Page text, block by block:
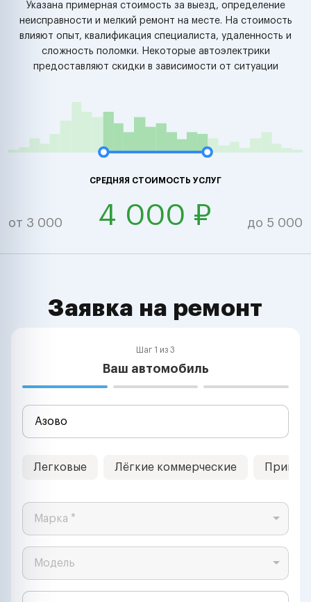
Указана примерная стоимость за выезд, определение
неисправности и мелкий ремонт на месте. На стоимость
влияют опыт, квалификация специалиста, удаленность и
сложность поломки. Некоторые автоэлектрики
предоставляют скидки в зависимости от ситуации
СРЕДНЯЯ СТОИМОСТЬ УСЛУГ
от 3 000 4 000 ₽ до 5 000
Заявка на ремонт
Шаг 1 из 3
Ваш автомобиль
Легковые Лёгкие коммерческие
Марка *
Модель